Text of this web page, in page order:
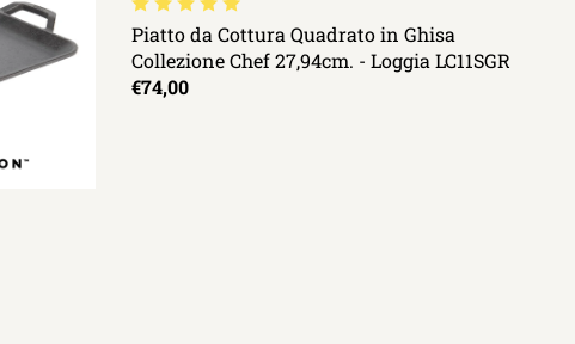
Piatto da Cottura Quadrato in Ghisa
Collezione Chef 27,94cm. - Loggia LC11SGR
€74,00